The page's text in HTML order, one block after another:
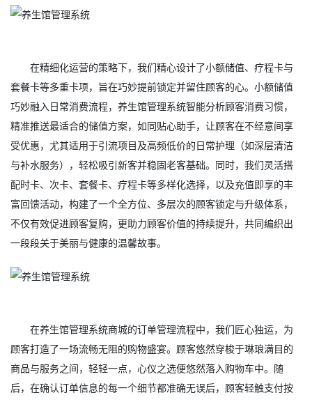
在精细化运营的策略下，我们精心设计了小额储值、疗程卡与
套餐卡等多重卡项，旨在巧妙提前锁定并留住顾客的心。小额储值
巧妙融入日常消费流程，养生馆管理系统智能分析顾客消费习惯，
精准推送最适合的储值方案，如同贴心助手，让顾客在不经意间享
受优惠，尤其适用于引流项目及高频低价的日常护理（如深层清洁
与补水服务），轻松吸引新客并稳固老客基础。同时，我们灵活搭
配时卡、次卡、套餐卡、疗程卡等多样化选择，以及充值即享的丰
富回馈活动，构建了一个全方位、多层次的顾客锁定与升级体系，
不仅有效促进顾客复购，更助力顾客价值的持续提升，共同编织出
一段段关于美丽与健康的温馨故事。
在养生馆管理系统商城的订单管理流程中，我们匠心独运，为
顾客打造了一场流畅无阻的购物盛宴。顾客悠然穿梭于琳琅满目的
商品与服务之间，轻轻一点，心仪之选便悠然落入购物车中。随
后，在确认订单信息的每一个细节都准确无误后，顾客轻触支付按